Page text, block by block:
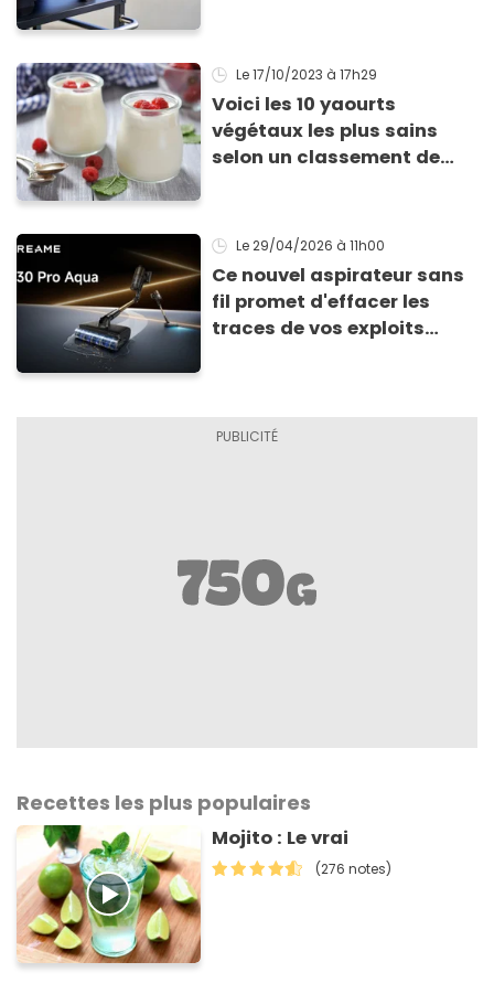
Le 17/10/2023 à 17h29
Voici les 10 yaourts
végétaux les plus sains
selon un classement de
Le 29/04/2026 à 11h00
Ce nouvel aspirateur sans
fil promet d'effacer les
traces de vos exploits
Recettes les plus populaires
Mojito : Le vrai
(276 notes)